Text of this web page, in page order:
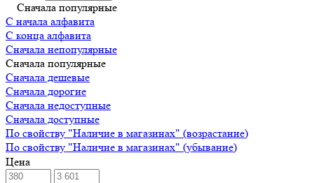
Сначала популярные
С начала алфавита
С конца алфавита
Сначала непопулярные
Сначала популярные
Сначала дешевые
Сначала дорогие
Сначала недоступные
Сначала доступные
По свойству "Наличие в магазинах" (возрастание)
По свойству "Наличие в магазинах" (убывание)
Цена